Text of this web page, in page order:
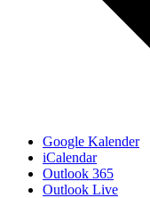
Google Kalender
iCalendar
Outlook 365
Outlook Live